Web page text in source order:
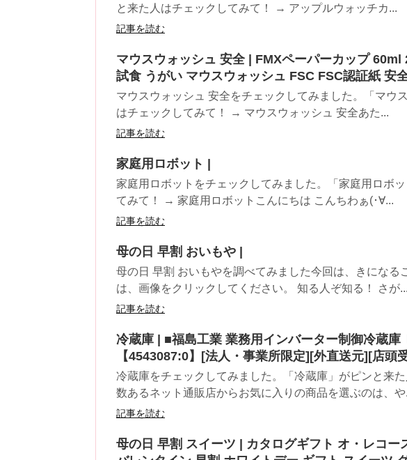
と来た人はチェックしてみて！ → アップルウォッチカ...
記事を読む
マウスウォッシュ 安全 | FMXペーパーカップ
試食 うがい マウスウォッシュ FSC FSC認証紙 安
マウスウォッシュ 安全をチェックしてみました。「マウ
はチェックしてみて！ → マウスウォッシュ 安全あた...
記事を読む
家庭用ロボット |
家庭用ロボットをチェックしてみました。「家庭用ロボ
てみて！ → 家庭用ロボットこんにちは こんちわぁ(･∀...
記事を読む
母の日 早割 おいもや |
母の日 早割 おいもやを調べてみました今回は、きになる
は、画像をクリックしてください。 知る人ぞ知る！ さが...
記事を読む
冷蔵庫 | ■福島工業 業務用インバーター制御冷蔵庫
【4543087:0】[法人・事業所限定][外直送元][店頭
冷蔵庫をチェックしてみました。「冷蔵庫」がピンと来
数あるネット通販店からお気に入りの商品を選ぶのは、や
記事を読む
母の日 早割 スイーツ | カタログギフト オ・レコー